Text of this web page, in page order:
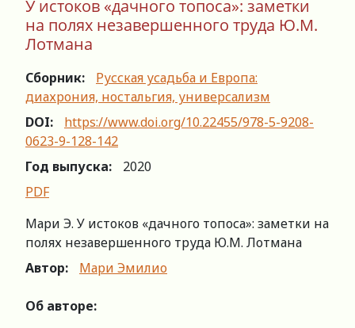
У истоков «дачного топоса»: заметки
на полях незавершенного труда Ю.М.
Лотмана
Сборник:
Русская усадьба и Европа:
диахрония, ностальгия, универсализм
DOI:
https://www.doi.org/10.22455/978-5-9208-
0623-9-128-142
Год выпуска:
2020
PDF
Мари Э. У истоков «дачного топоса»: заметки на
полях незавершенного труда Ю.М. Лотмана
Автор:
Мари Эмилио
Об авторе: